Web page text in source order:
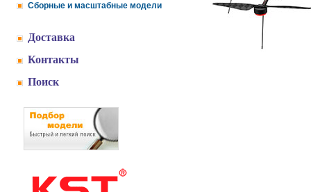
Сборные и масштабные модели
Доставка
Контакты
Поиск